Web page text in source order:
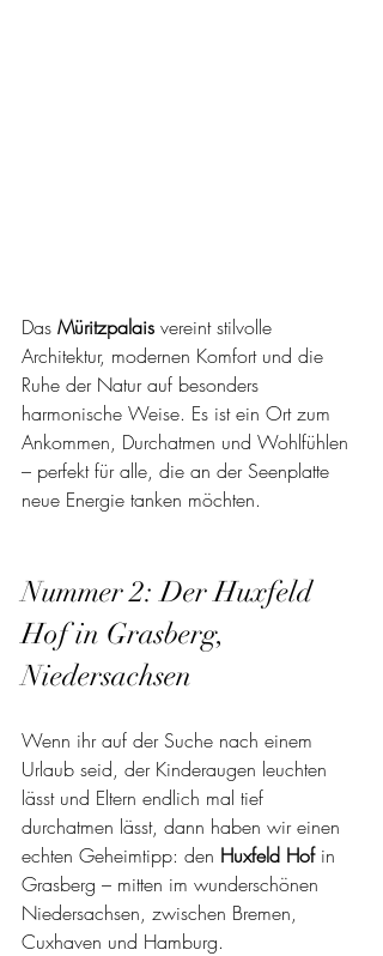
Das Müritzpalais vereint stilvolle
Architektur, modernen Komfort und die
Ruhe der Natur auf besonders
harmonische Weise. Es ist ein Ort zum
Ankommen, Durchatmen und Wohlfühlen
– perfekt für alle, die an der Seenplatte
neue Energie tanken möchten.
Nummer 2: Der Huxfeld
Hof in Grasberg,
Niedersachsen
Wenn ihr auf der Suche nach einem
Urlaub seid, der Kinderaugen leuchten
lässt und Eltern endlich mal tief
durchatmen lässt, dann haben wir einen
echten Geheimtipp: den Huxfeld Hof in
Grasberg – mitten im wunderschönen
Niedersachsen, zwischen Bremen,
Cuxhaven und Hamburg.